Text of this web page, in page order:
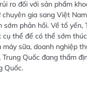
ro đối với sản phẩm
gia sang Việt
phản hồi. Về tổ
thể để có thể sớm
sữa, doanh nghiệp
Quốc đang thẩm
Quốc.